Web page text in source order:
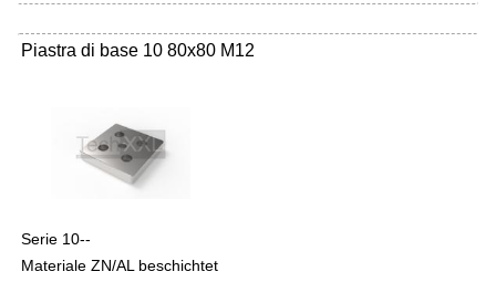
Piastra di base 10 80x80 M12
Serie 10--
Materiale ZN/AL beschichtet